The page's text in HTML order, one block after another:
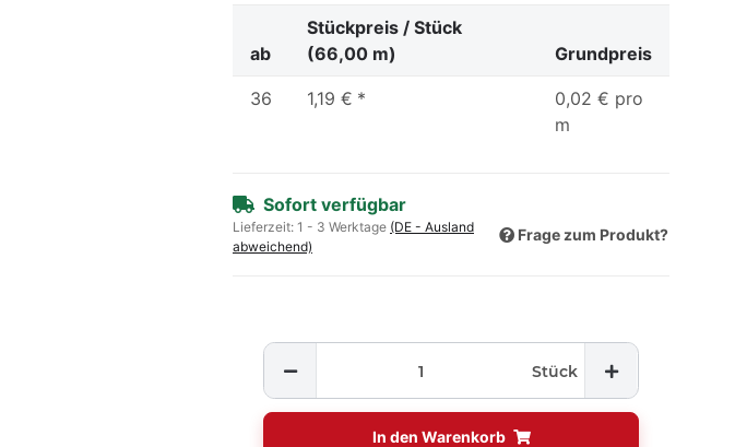
ab
Stückpreis / Stück
(66,00 m)
Grundpreis
36 1,19 € *
0,02 € pro
m
Sofort verfügbar
Lieferzeit: 1 - 3 Werktage (DE - Ausland
abweichend)
Frage zum Produkt?
Stück
In den Warenkorb